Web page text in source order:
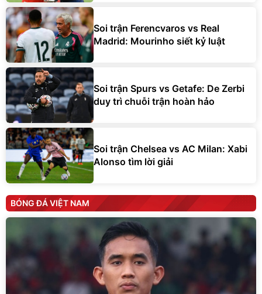
Soi trận Ferencvaros vs Real
Madrid: Mourinho siết kỷ luật
Soi trận Spurs vs Getafe: De Zerbi
duy trì chuỗi trận hoàn hảo
Soi trận Chelsea vs AC Milan: Xabi
Alonso tìm lời giải
BÓNG ĐÁ VIỆT NAM